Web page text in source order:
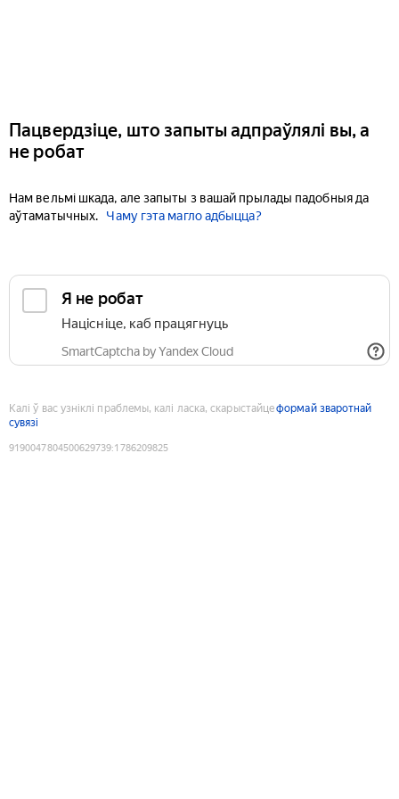
Пацвердзіце, што запыты адпраўлялі вы, а
не робат
Нам вельмі шкада, але запыты з вашай прылады падобныя да
аўтаматычных.
Чаму гэта магло адбыцца?
Я не робат
Націсніце, каб працягнуць
SmartCaptcha by Yandex Cloud
Калі ў вас узніклі праблемы, калі ласка, скарыстайцеформай зваротнай
сувязі
9190047804500629739:1786209825